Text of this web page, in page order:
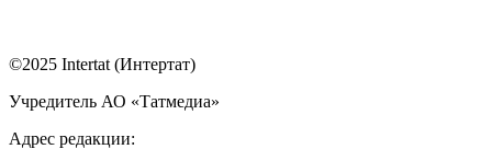
©2025 Intertat (Интертат)
Учредитель АО «Татмедиа»
Адрес редакции: